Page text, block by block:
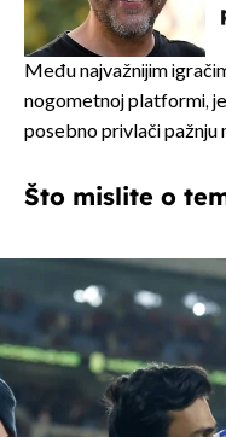
Među najvažnijim
nogometnoj platformi,
posebno privlači pažnju
Što mislite o